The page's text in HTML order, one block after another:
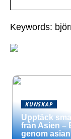
Keywords:
KUNSKAP
Upptäck
från Asien –
genom